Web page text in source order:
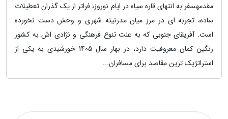
مقدمهسفر به انتهای قاره سیاه در ایام نوروز، فراتر از یک گذران تعطیلات
ساده، تجربه ای در مرز میان مدرنیته شهری و وحش دست نخورده
است. آفریقای جنوبی که به علت تنوع فرهنگی و نژادی اش به کشور
رنگین کمان معروفیت دارد، در بهار سال 1405 خورشیدی به یکی از
استراتژیک ترین مقاصد برای مسافران...